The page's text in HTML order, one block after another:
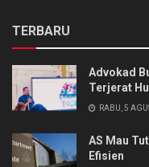
TERBARU
Advokad
Terjerat
RABU, 5
AS Mau
Efisien